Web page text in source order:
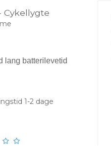
Cykellygte
lang batterilevetid
1-2 dage